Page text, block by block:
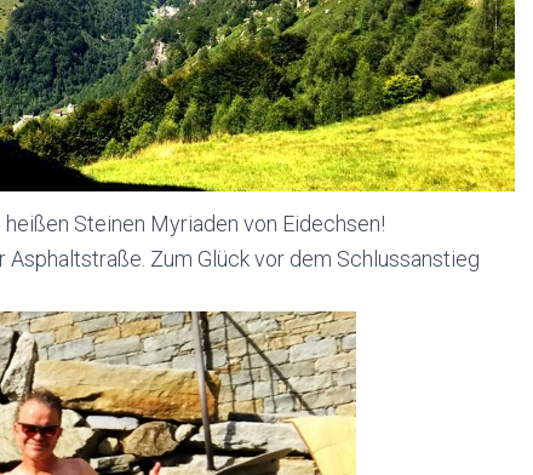
Steinen Myriaden von Eidechsen!
Zum Glück vor dem Schlussanstieg